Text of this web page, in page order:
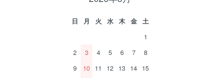
日 月 火 水 木 金
土
1
2
3 4 5 6 7
8
9
10 11 12 13 14 15